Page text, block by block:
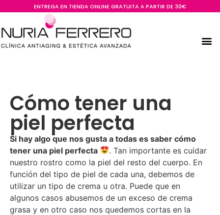
ENTREGA EN TIENDA ONLINE GRATUITA A PARTIR DE 30€
Cómo tener una
piel perfecta
Si hay algo que nos gusta a todas es saber cómo
tener una piel perfecta
. Tan importante es cuidar
nuestro rostro como la piel del resto del cuerpo. En
función del tipo de piel de cada una, debemos de
utilizar un tipo de crema u otra. Puede que en
algunos casos abusemos de un exceso de crema
grasa y en otro caso nos quedemos cortas en la